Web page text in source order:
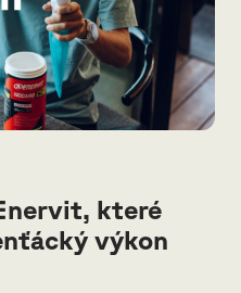
které
výkon